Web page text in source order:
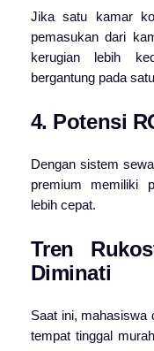
Jika satu kamar
pemasukan dari
kerugian lebih
bergantung pada
4. Potensi
Dengan sistem
premium memiliki
lebih cepat.
Tren
Diminati
Saat ini, mahasiswa
tempat tinggal